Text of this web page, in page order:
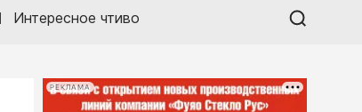
Интересное чтиво
РЕКЛАМА